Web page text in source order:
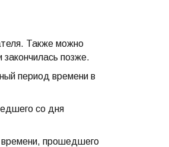
Также можно
позже.
период времени в
со дня
прошедшего